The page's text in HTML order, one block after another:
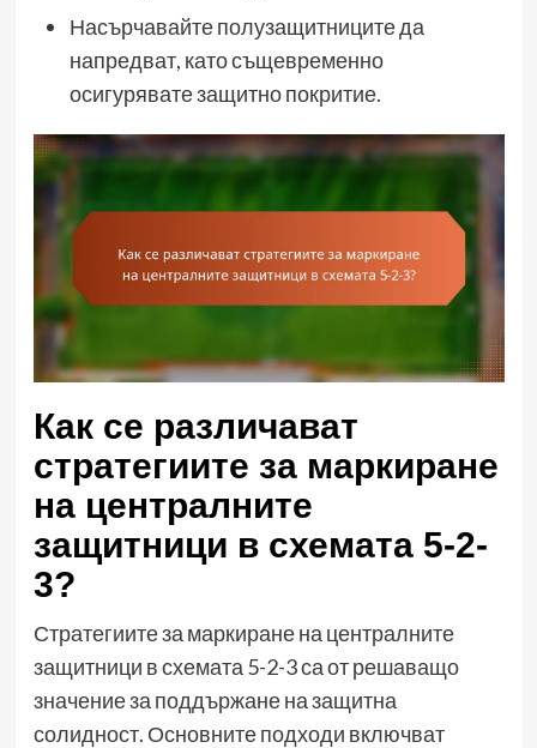
Насърчавайте полузащитниците да
напредват, като същевременно
осигурявате защитно покритие.
Как се различават
стратегиите за маркиране
на централните
защитници в схемата 5-2-
3?
Стратегиите за маркиране на централните
защитници в схемата 5-2-3 са от решаващо
значение за поддържане на защитна
солидност. Основните подходи включват